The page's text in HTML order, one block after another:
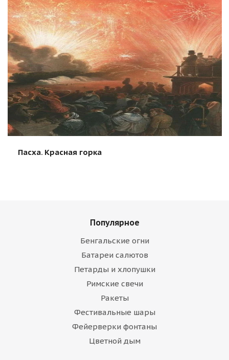
Пасха. Красная горка
Популярное
Бенгальские огни
Батареи салютов
Петарды и хлопушки
Римские свечи
Ракеты
Фестивальные шары
Фейерверки фонтаны
Цветной дым